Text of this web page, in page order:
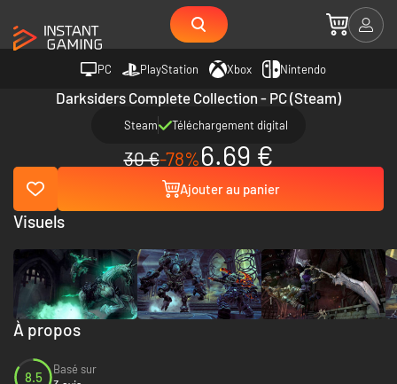
PC PlayStation Xbox Nintendo
Darksiders Complete Collection - PC (Steam)
Steam Téléchargement digital
30 €-78%6.69 €
Ajouter au panier
À propos
8.5
Basé sur
Visuels